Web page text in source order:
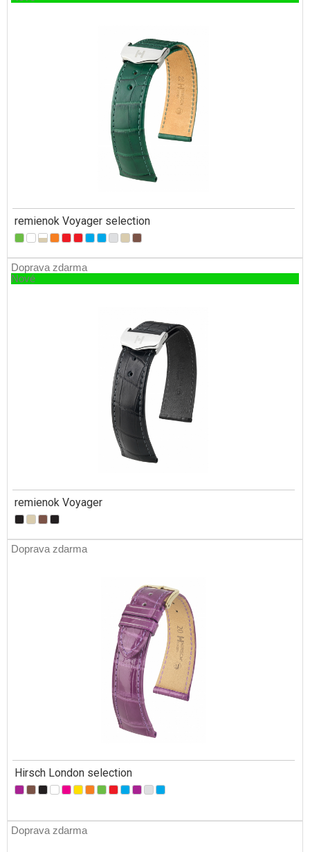
remienok Voyager selection
Doprava zdarma
Nové
remienok Voyager
Doprava zdarma
Hirsch London selection
Doprava zdarma